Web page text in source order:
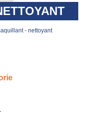
- nettoyant